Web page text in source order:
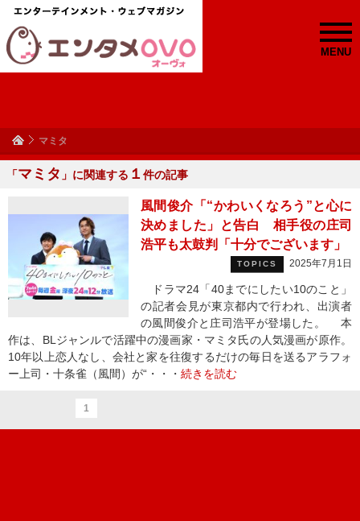
MENU
マミタ
「マミタ 」に関連する １ 件の記事
風間俊介「“かわいくなろう”と心に
決めました」と告白 相手役の庄司
浩平も太鼓判「十分でございます」
TOPICS 2025年7月1日
ドラマ24「40までにしたい10のこと」
の記者会見が東京都内で行われ、出演者
の風間俊介と庄司浩平が登場した。 本
作は、BLジャンルで活躍中の漫画家・マミタ氏の人気漫画が原作。
10年以上恋人なし、会社と家を往復するだけの毎日を送るアラフォ
ー上司・十条雀（風間）が“・・・ 続きを読む
1